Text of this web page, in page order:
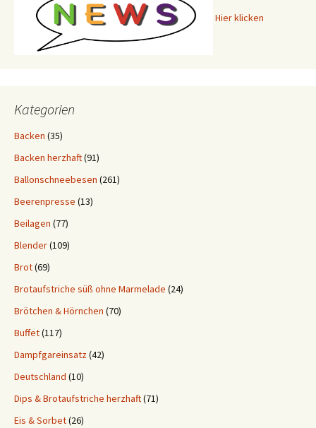
Hier klicken
Kategorien
Backen (35)
Backen herzhaft(91)
Ballonschneebesen (261)
Beerenpresse (13)
Beilagen (77)
Blender(109)
Brot(69)
Brotaufstriche süß ohne Marmelade (24)
Brötchen & Hörnchen (70)
Buffet(117)
Dampfgareinsatz(42)
Deutschland (10)
Dips & Brotaufstriche herzhaft(71)
Eis & Sorbet(26)